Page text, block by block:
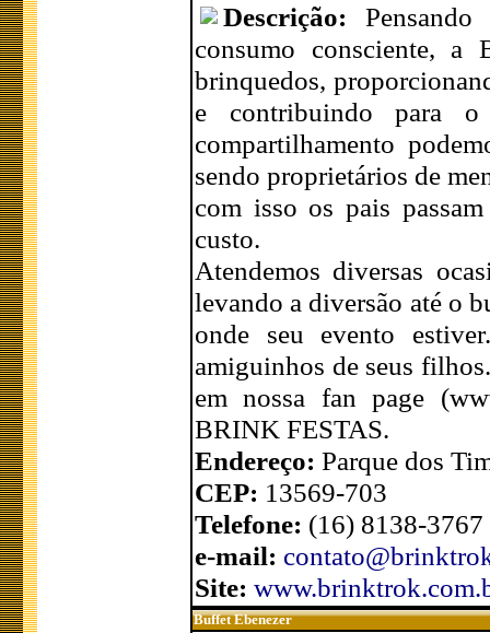
Descrição:
consumo consciente,
brinquedos,
e contribuindo para
compartilhamento
sendo proprietários de
com isso os pais
custo.
Atendemos diversas
levando a diversão até o
onde seu evento
amiguinhos de seus
em nossa fan page
BRINK FESTAS.
Endereço: Parque dos
CEP: 13569-703
Telefone: (16) 8138-
e-mail:
Site:
Buffet Ebenezer